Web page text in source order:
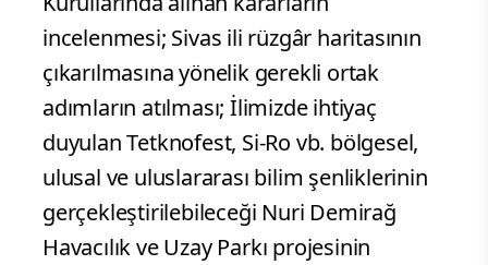
incelenmesi; Sivas ili rüzgâr haritasının
çıkarılmasına yönelik gerekli ortak
adımların atılması; İlimizde ihtiyaç
duyulan Tetknofest, Si-Ro vb. bölgesel,
ulusal ve uluslararası bilim şenliklerinin
gerçekleştirilebileceği Nuri Demirağ
Havacılık ve Uzay Parkı projesinin